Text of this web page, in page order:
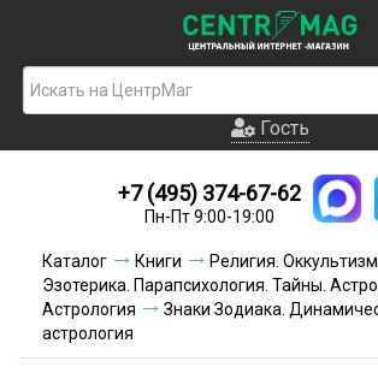
Гость
Новинки
Условия доставки
Условия оплаты
Гость
+7 (495) 374-67-62
Пн-Пт 9:00-19:00
Каталог Книги
Религия.
Эзотерика. Парапсихология. Тайны.
Астрология
Знаки Зодиака.
астрология